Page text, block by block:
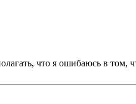
что я ошибаюсь в том,